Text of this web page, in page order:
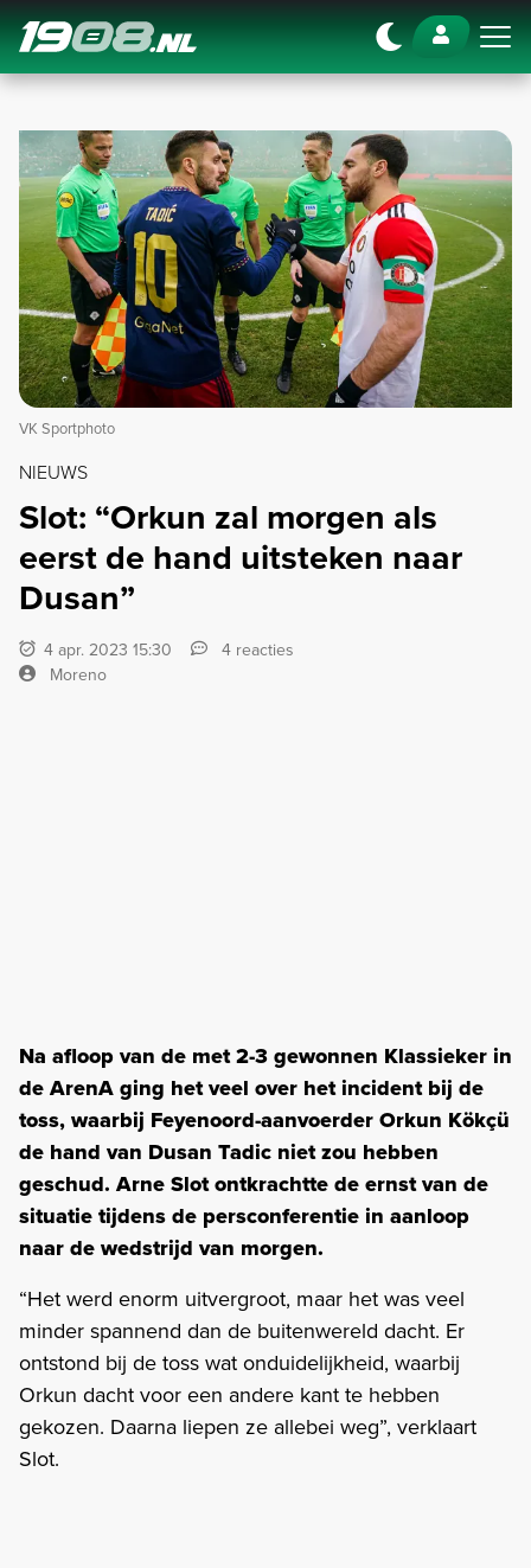
Navigation
VK Sportphoto
NIEUWS
Slot: “Orkun zal morgen als
eerst de hand uitsteken naar
Dusan”
4 apr. 2023 15:30
4 reacties
Moreno
Na afloop van de met 2-3 gewonnen Klassieker in
de ArenA ging het veel over het incident bij de
toss, waarbij Feyenoord-aanvoerder Orkun Kökçü
de hand van Dusan Tadic niet zou hebben
geschud. Arne Slot ontkrachtte de ernst van de
situatie tijdens de persconferentie in aanloop
naar de wedstrijd van morgen.
“Het werd enorm uitvergroot, maar het was veel
minder spannend dan de buitenwereld dacht. Er
ontstond bij de toss wat onduidelijkheid, waarbij
Orkun dacht voor een andere kant te hebben
gekozen. Daarna liepen ze allebei weg”, verklaart
Slot.